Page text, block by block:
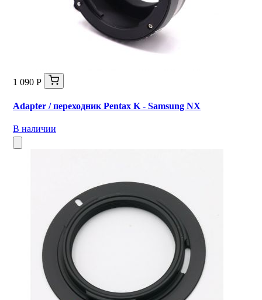
1 090 Р
Adapter / переходник Pentax K - Samsung NX
В наличии